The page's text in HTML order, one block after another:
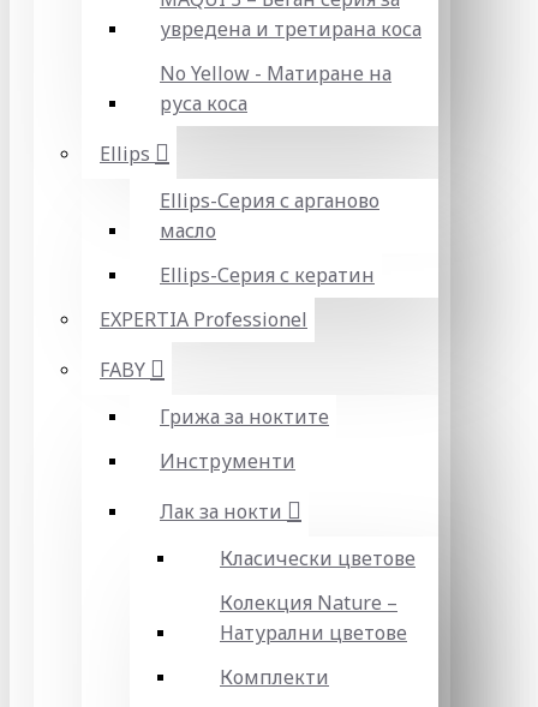
увредена и третирана коса
No Yellow - Матиране на
руса коса
Ellips
Ellips-Серия с арганово
масло
Ellips-Серия с кератин
EXPERTIA Professionel
FABY
Грижа за ноктите
Инструменти
Лак за нокти
Класически цветове
Колекция Nature –
Натурални цветове
Комплекти